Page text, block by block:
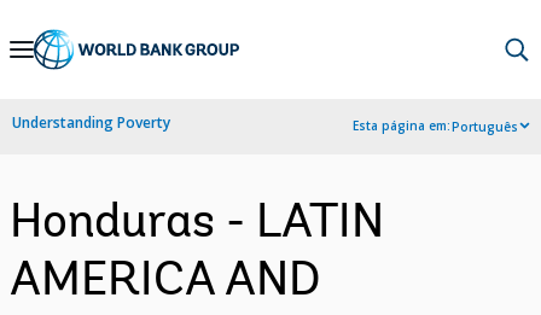
Skip
Navigation
Understanding Poverty Esta página em:Português
Honduras - LATIN
AMERICA AND